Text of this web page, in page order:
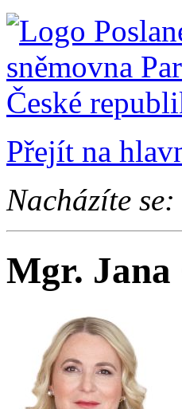
Přejít na
Nacházíte se:
Mgr. Jana